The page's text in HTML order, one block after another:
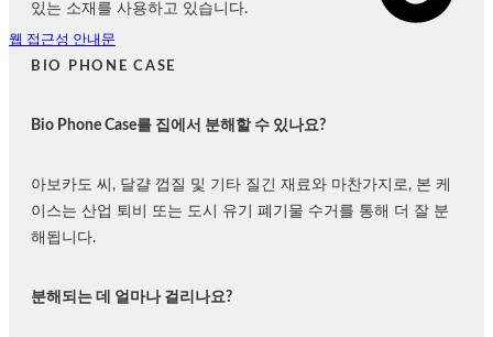
웹 접근성 안내문
있는 소재를 사용하고 있습니다.
BIO PHONE CASE
Bio Phone Case를 집에서 분해할 수 있나요?
아보카도 씨, 달걀 껍질 및 기타 질긴 재료와 마찬가지로, 본 케
이스는 산업 퇴비 또는 도시 유기 폐기물 수거를 통해 더 잘 분
해됩니다.
분해되는 데 얼마나 걸리나요?